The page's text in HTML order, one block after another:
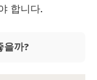
합니다.
을까?